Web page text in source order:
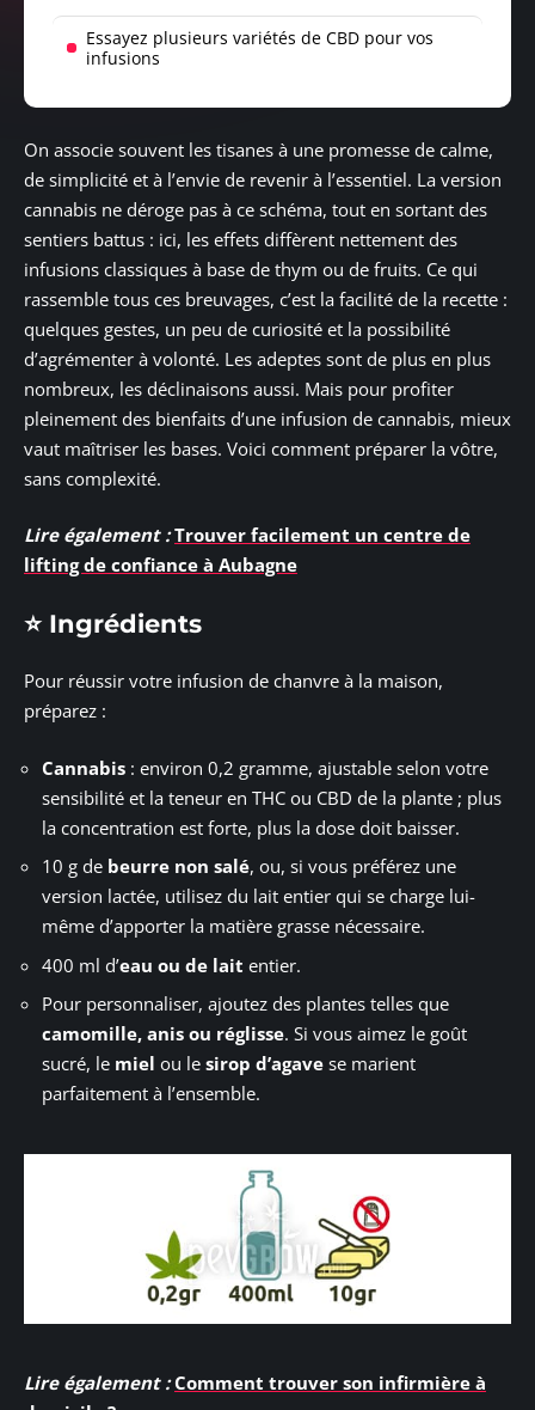
Essayez plusieurs variétés de CBD pour vos
infusions
On associe souvent les tisanes à une promesse de calme,
de simplicité et à l’envie de revenir à l’essentiel. La version
cannabis ne déroge pas à ce schéma, tout en sortant des
sentiers battus : ici, les effets diffèrent nettement des
infusions classiques à base de thym ou de fruits. Ce qui
rassemble tous ces breuvages, c’est la facilité de la recette :
quelques gestes, un peu de curiosité et la possibilité
d’agrémenter à volonté. Les adeptes sont de plus en plus
nombreux, les déclinaisons aussi. Mais pour profiter
pleinement des bienfaits d’une infusion de cannabis, mieux
vaut maîtriser les bases. Voici comment préparer la vôtre,
sans complexité.
Lire également : Trouver facilement un centre de
lifting de confiance à Aubagne
⭐ Ingrédients
Pour réussir votre infusion de chanvre à la maison,
préparez :
Cannabis : environ 0,2 gramme, ajustable selon votre
sensibilité et la teneur en THC ou CBD de la plante ; plus
la concentration est forte, plus la dose doit baisser.
10 g de beurre non salé, ou, si vous préférez une
version lactée, utilisez du lait entier qui se charge lui-
même d’apporter la matière grasse nécessaire.
400 ml d’eau ou de lait entier.
Pour personnaliser, ajoutez des plantes telles que
camomille, anis ou réglisse. Si vous aimez le goût
sucré, le miel ou le sirop d’agave se marient
parfaitement à l’ensemble.
Lire également : Comment trouver son infirmière à